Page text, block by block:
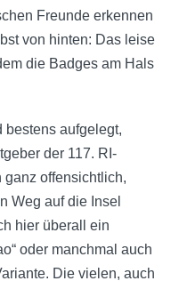
Freunde erkennen
von hinten: Das leise
die Badges am Hals
bestens aufgelegt,
der 117. RI-
offensichtlich,
Weg auf die Insel
hier überall ein
oder manchmal auch
Die vielen, auch